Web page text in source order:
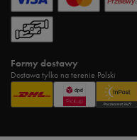
Formy dostawy
Dostawa tylko na terenie Polski